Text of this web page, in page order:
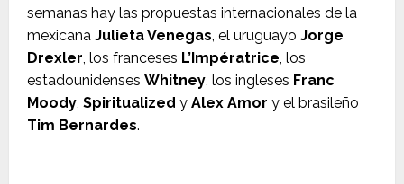
semanas hay las propuestas internacionales de la
mexicana Julieta Venegas, el uruguayo Jorge
Drexler, los franceses L’Impératrice, los
estadounidenses Whitney, los ingleses Franc
Moody, Spiritualized y Alex Amor y el brasileño
Tim Bernardes.